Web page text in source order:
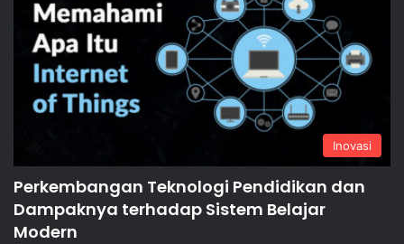
Inovasi
Perkembangan Teknologi Pendidikan dan
Dampaknya terhadap Sistem Belajar
Modern